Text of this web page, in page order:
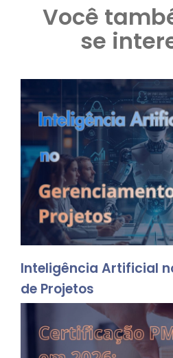
Você
se
Inteligência Artificial
de Projetos